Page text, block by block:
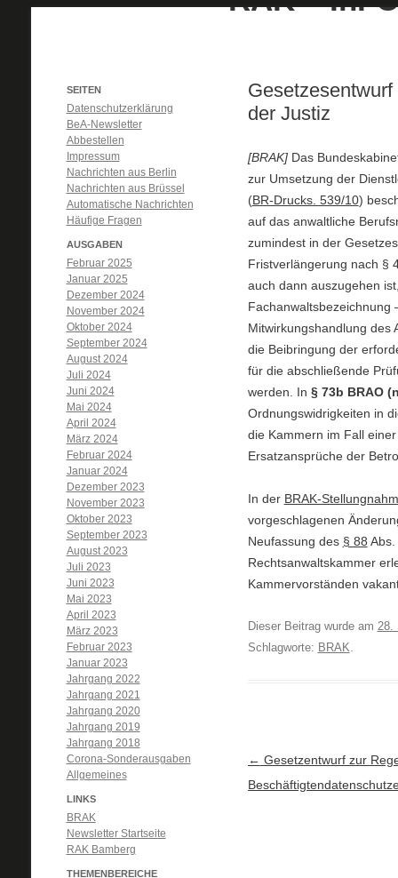
der Justiz
[BRAK] Das
zur Umsetzung der
(BR-Drucks. 539/10)
auf das anwaltliche
zumindest in der
Fristverlängerung nach §
auch dann auszugehen
Fachanwaltsbezeichnung
Mitwirkungshandlung des
die Beibringung der
für die abschließende
werden. In § 73b BRAO
Ordnungswidrigkeiten in
die Kammern im Fall
Ersatzansprüche der
In der BRAK-
vorgeschlagenen
Neufassung des § 88
Rechtsanwaltskammer
Kammervorständen
Dieser Beitrag wurde am 28.
Schlagworte: BRAK.
Artikel-Navigation
← Gesetzentwurf zur
SEITEN
Datenschutzerklärung
BeA-Newsletter
Abbestellen
Impressum
Nachrichten aus Berlin
Nachrichten aus Brüssel
Automatische Nachrichten
Häufige Fragen
AUSGABEN
Februar 2025
Januar 2025
Dezember 2024
November 2024
Oktober 2024
September 2024
August 2024
Juli 2024
Juni 2024
Mai 2024
April 2024
März 2024
Februar 2024
Januar 2024
Dezember 2023
November 2023
Oktober 2023
September 2023
August 2023
Juli 2023
Juni 2023
Mai 2023
April 2023
März 2023
Februar 2023
Januar 2023
Jahrgang 2022
Jahrgang 2021
Jahrgang 2020
Jahrgang 2019
Jahrgang 2018
Corona-Sonderausgaben
Allgemeines
LINKS
BRAK
Newsletter Startseite
RAK Bamberg
THEMENBEREICHE